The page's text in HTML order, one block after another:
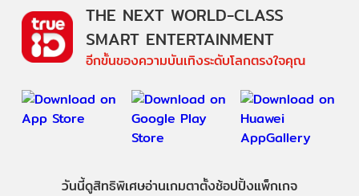
THE NEXT WORLD-CLASS
SMART ENTERTAINMENT
อีกขั้นของความบันเทิงระดับโลกตรงใจคุณ
วันนี้ดูสิทธิพิเศษอ่านเกมตาตั้งช้อปปิ้งแพ็กเกจ